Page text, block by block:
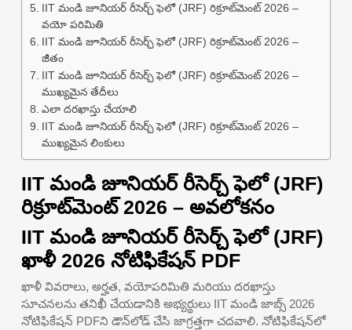
IIT మండి జూనియర్ రీసెర్చ్ ఫెలో (JRF) రిక్రూట్‌మెంట్ 2026 –
వయో పరిమితి
IIT మండి జూనియర్ రీసెర్చ్ ఫెలో (JRF) రిక్రూట్‌మెంట్ 2026 –
జీతం
IIT మండి జూనియర్ రీసెర్చ్ ఫెలో (JRF) రిక్రూట్‌మెంట్ 2026 –
ముఖ్యమైన తేదీలు
ఎలా దరఖాస్తు చేయాలి
IIT మండి జూనియర్ రీసెర్చ్ ఫెలో (JRF) రిక్రూట్‌మెంట్ 2026 –
ముఖ్యమైన లింకులు
IIT మండి జూనియర్ రీసెర్చ్ ఫెలో (JRF)
రిక్రూట్‌మెంట్ 2026 – అవలోకనం
IIT మండి జూనియర్ రీసెర్చ్ ఫెలో (JRF)
ఖాళీ 2026 నోటిఫికేషన్ PDF
ఖాళీ వివరాలు, అర్హత, వయోపరిమితి మరియు దరఖాస్తు
సూచనలను తనిఖీ చేయడానికి అభ్యర్థులు IIT మండి జాబ్స్ 2026
నోటిఫికేషన్ PDFని డౌన్‌లోడ్ చేసి జాగ్రత్తగా చదవాలి. నోటిఫికేషన్‌లో